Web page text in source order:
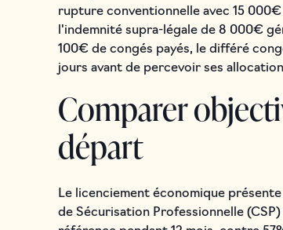
rupture conventionnelle avec 15
l'indemnité supra-légale de 8 000€
100€ de congés payés, le différé
jours avant de percevoir ses
Comparer
départ
Le licenciement économique
de Sécurisation Professionnelle